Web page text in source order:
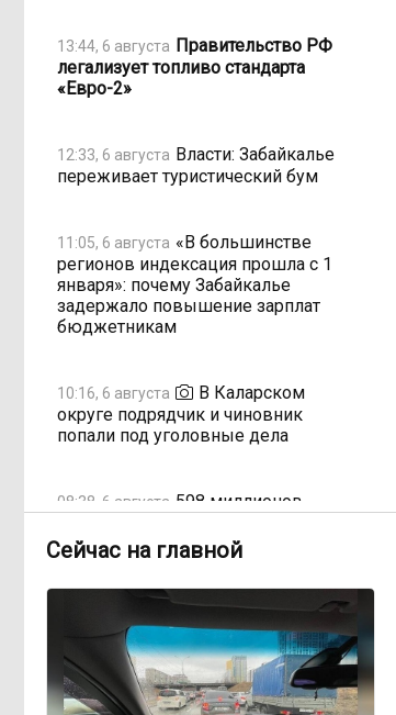
13:44, 6 августа Правительство РФ
легализует топливо стандарта
«Евро-2»
12:33, 6 августа Власти: Забайкалье
переживает туристический бум
11:05, 6 августа «В большинстве
регионов индексация прошла с 1
января»: почему Забайкалье
задержало повышение зарплат
бюджетникам
10:16, 6 августа
В Каларском
округе подрядчик и чиновник
попали под уголовные дела
08:38, 6 августа 598 миллионов
провалило «Чистый воздух»
Депутат Госдумы
объяснил «неполноценность»
женщин библейским сюжетом
Сейчас на главной